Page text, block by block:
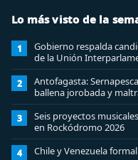
Lo más visto de la
1
Gobierno respalda
de la Unión
2
Antofagasta:
ballena jorobada y
3
Seis proyectos
en Rockódromo 2026
4 Chile y Venezuela